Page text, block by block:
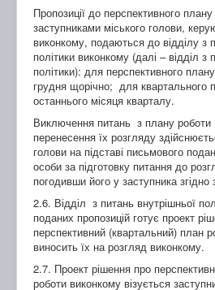
Пропозиції до перспективного
заступниками міського голови,
виконкому, подаються до відділу з
політики виконкому (далі – відділ з
політики): для перспективного
грудня щорічно; для квартального
останнього місяця кварталу.
Виключення питань з плану
перенесення їх розгляду
голови на підставі письмового
особи за підготовку питання до
погодивши його у заступника згідно
2.6. Відділ з питань внутрішньої
поданих пропозицій готує проект
перспективний (квартальний) план
виносить їх на розгляд виконкому.
2.7. Проект рішення про
роботи виконкому візується